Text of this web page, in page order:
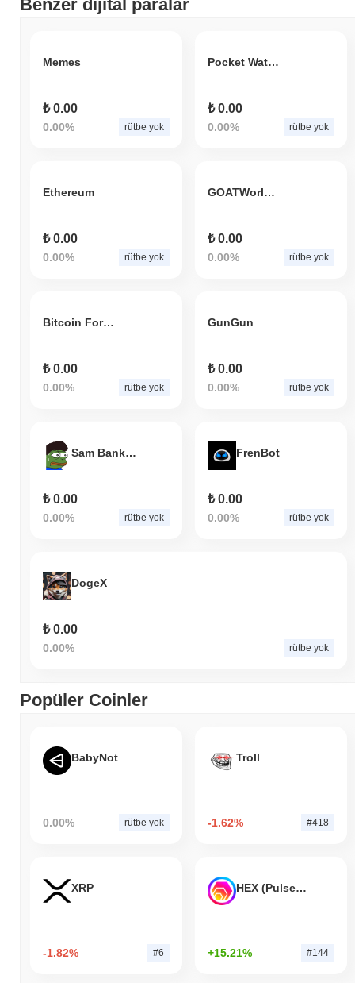
Benzer dijital paralar
Memes
₺ 0.00
0.00% rütbe yok
Pocket Watcher Bot
₺ 0.00
0.00% rütbe yok
Ethereum
₺ 0.00
0.00% rütbe yok
GOATWorldCupCopaAmericaChampionsLeagueLaLigaBALLONDOR
₺ 0.00
0.00% rütbe yok
Bitcoin Forum
₺ 0.00
0.00% rütbe yok
GunGun
₺ 0.00
0.00% rütbe yok
Sam Bankman Pepe
₺ 0.00
0.00% rütbe yok
FrenBot
₺ 0.00
0.00% rütbe yok
DogeX
₺ 0.00
0.00% rütbe yok
Popüler Coinler
BabyNot
0.00% rütbe yok
Troll
-1.62% #418
XRP
-1.82% #6
HEX (Pulsechain)
+15.21% #144